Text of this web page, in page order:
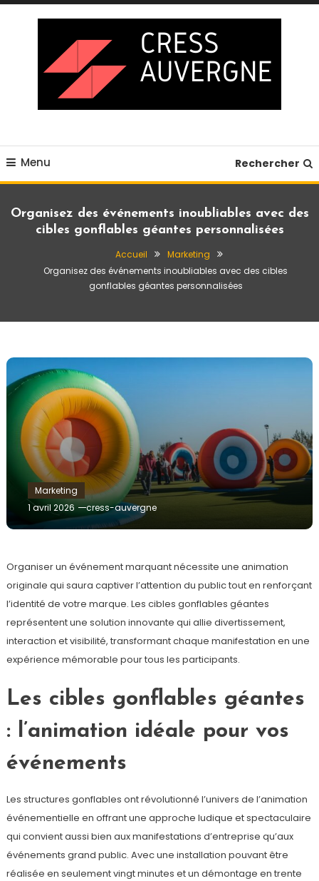
Skip
Menu Rechercher
Organisez des événements inoubliables avec des
cibles gonflables géantes personnalisées
Accueil
Marketing
Organisez des événements inoubliables avec des cibles
gonflables géantes personnalisées
Marketing
1 avril 2026
cress-auvergne
Organiser un événement marquant nécessite une animation
originale qui saura captiver l’attention du public tout en renforçant
l’identité de votre marque. Les cibles gonflables géantes
représentent une solution innovante qui allie divertissement,
interaction et visibilité, transformant chaque manifestation en une
expérience mémorable pour tous les participants.
Les cibles gonflables géantes
: l’animation idéale pour vos
événements
Les structures gonflables ont révolutionné l’univers de l’animation
événementielle en offrant une approche ludique et spectaculaire
qui convient aussi bien aux manifestations d’entreprise qu’aux
événements grand public. Avec une installation pouvant être
réalisée en seulement vingt minutes et un démontage en trente